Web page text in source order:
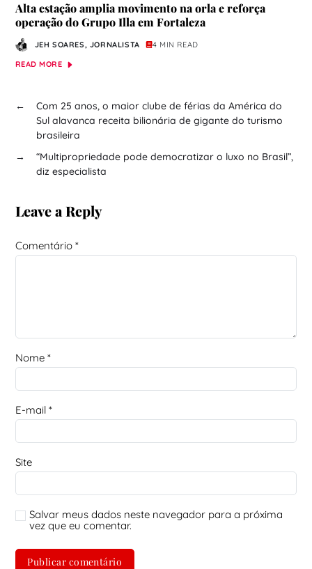
Alta estação amplia movimento na orla e reforça
operação do Grupo Illa em Fortaleza
JEH SOARES, JORNALISTA
4 MIN READ
READ MORE
←
Com 25 anos, o maior clube de férias da América do
Sul alavanca receita bilionária de gigante do turismo
brasileira
→
“Multipropriedade pode democratizar o luxo no Brasil”,
diz especialista
Leave a Reply
Comentário *
Nome *
E-mail *
Site
Salvar meus dados neste navegador para a próxima
vez que eu comentar.